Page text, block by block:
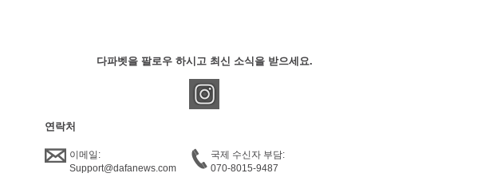
다파벳을 팔로우 하시고 최신 소식을 받으세요.
연락처
이메일:
Support@dafanews.com
국제 수신자 부담:
070-8015-9487